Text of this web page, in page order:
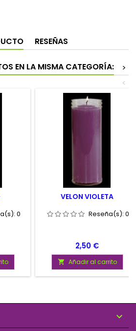
RESEÑAS
EN LA MISMA CATEGORÍA:
>
<
0
VELON VIOLETA
Reseña(s): 0
Precio
2,50 €
 Añadir al carrito
